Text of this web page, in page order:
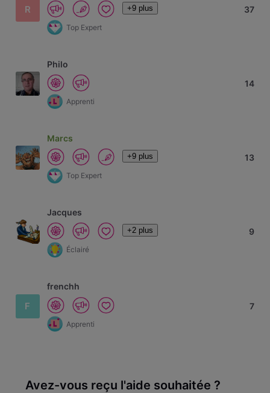
R +9 plus
Top Expert
37
Philo
Apprenti
14
Marcs
+9 plus
Top Expert
13
Jacques
+2 plus
Éclairé
9
F
frenchh
Apprenti
7
Avez-vous reçu l'aide souhaitée ?